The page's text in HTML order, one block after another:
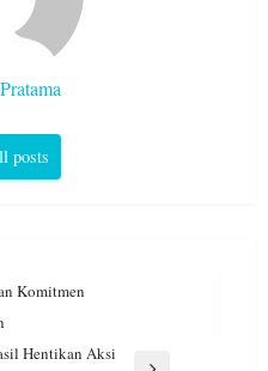
posts
Komitmen
Hentikan Aksi